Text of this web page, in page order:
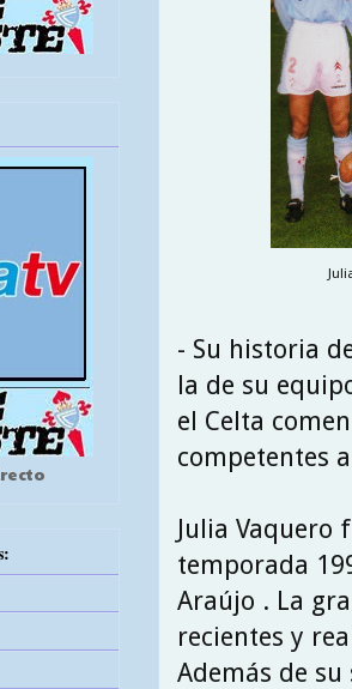
- Su historia
la de su
el Celta
competentes
Julia Vaquero
temporada
Araújo . La
recientes y
Además de